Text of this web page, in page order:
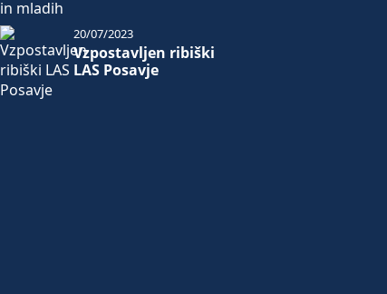
Vzpostavljen ribiški
LAS Posavje
20/07/2023